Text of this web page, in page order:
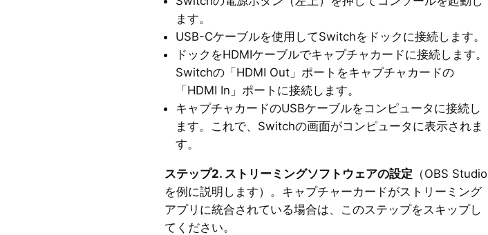
ます。
USB-Cケーブルを使用してSwitchをドックに接続します。
ドックをHDMIケーブルでキャプチャカードに接続します。
Switchの「HDMI Out」ポートをキャプチャカードの
「HDMI In」ポートに接続します。
キャプチャカードのUSBケーブルをコンピュータに接続し
ます。これで、Switchの画面がコンピュータに表示されま
す。
ステップ2. ストリーミングソフトウェアの設定 （OBS Studio
を例に説明します）。キャプチャーカードがストリーミング
アプリに統合されている場合は、このステップをスキップし
てください。